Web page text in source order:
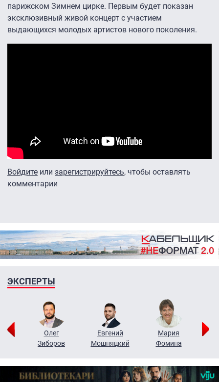
парижском Зимнем цирке. Первым будет показан
эксклюзивный живой концерт с участием
выдающихся молодых артистов нового поколения.
Войдите или зарегистрируйтесь, чтобы оставлять
комментарии
ЭКСПЕРТЫ
Олег
Зиборов
Евгений
Мошняцкий
Мария
Фомина